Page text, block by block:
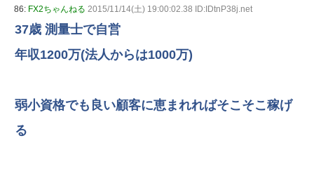
86: FX2ちゃんねる 2015/11/14(土) 19:00:02.38 ID:IDtnP38j.net
37歳 測量士で自営
年収1200万(法人からは1000万)
弱小資格でも良い顧客に恵まれればそこそこ稼げ
る